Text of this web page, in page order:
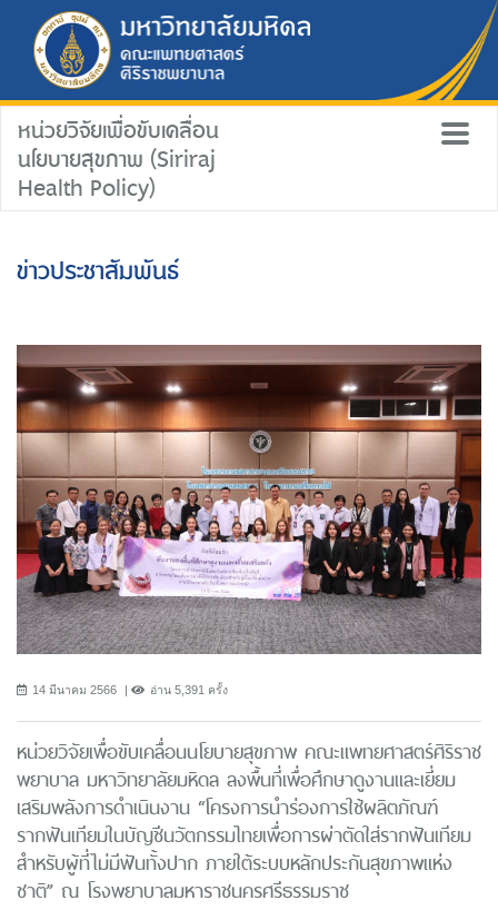
หน่วยวิจัยเพื่อขับเคลื่อน
นโยบายสุขภาพ (Siriraj
Health Policy)
ข่าวประชาสัมพันธ์
14 มีนาคม 2566 อ่าน 5,391 ครั้ง
หน่วยวิจัยเพื่อขับเคลื่อนนโยบายสุขภาพ คณะแพทยศาสตร์ศิริราช
พยาบาล มหาวิทยาลัยมหิดล ลงพื้นที่เพื่อศึกษาดูงานและเยี่ยม
เสริมพลังการดำเนินงาน “โครงการนําร่องการใช้ผลิตภัณฑ์
รากฟันเทียมในบัญชีนวัตกรรมไทยเพื่อการผ่าตัดใส่รากฟันเทียม
สำหรับผู้ที่ไม่มีฟันทั้งปาก ภายใต้ระบบหลักประกันสุขภาพแห่ง
ชาติ” ณ โรงพยาบาลมหาราชนครศรีธรรมราช